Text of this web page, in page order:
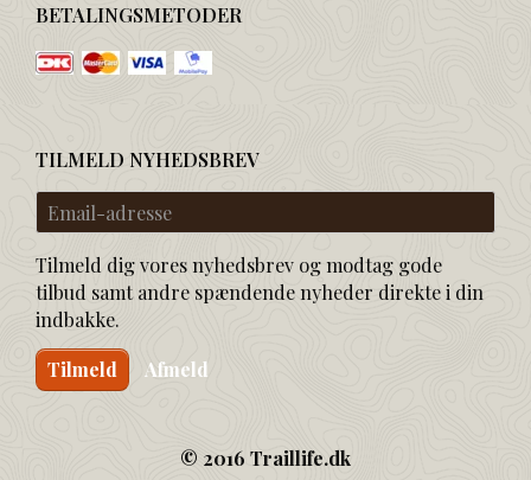
BETALINGSMETODER
TILMELD NYHEDSBREV
Email-
adresse
Tilmeld dig vores nyhedsbrev og modtag gode
tilbud samt andre spændende nyheder direkte i din
indbakke.
Tilmeld Afmeld
© 2016 Traillife.dk